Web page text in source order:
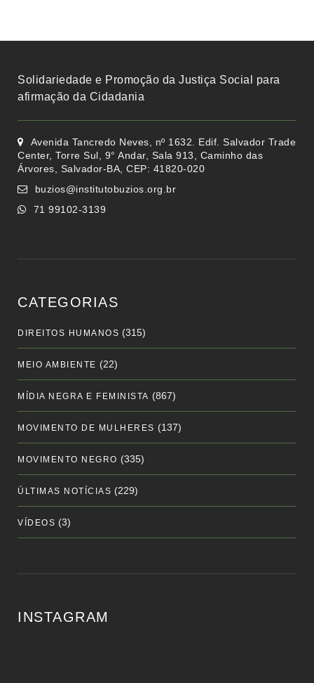
Solidariedade e Promoção da Justiça Social para
afirmação da Cidadania
Avenida Tancredo Neves, nº 1632. Edif. Salvador Trade
Center, Torre Sul, 9° Andar, Sala 913, Caminho das
Árvores, Salvador-BA, CEP: 41820-020
buzios@institutobuzios.org.br
71 99102-3139
CATEGORIAS
DIREITOS HUMANOS (315)
MEIO AMBIENTE (22)
MÍDIA NEGRA E FEMINISTA (867)
MOVIMENTO DE MULHERES (137)
MOVIMENTO NEGRO (335)
ÚLTIMAS NOTÍCIAS (229)
VÍDEOS (3)
INSTAGRAM